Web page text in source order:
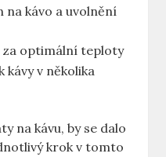
kávo a‍ uvolnění
‍za ⁤optimální ‍teploty
kávy ‌v ⁤několika
na kávu, ‍by⁣ se dalo
krok ‍v ‌tomto